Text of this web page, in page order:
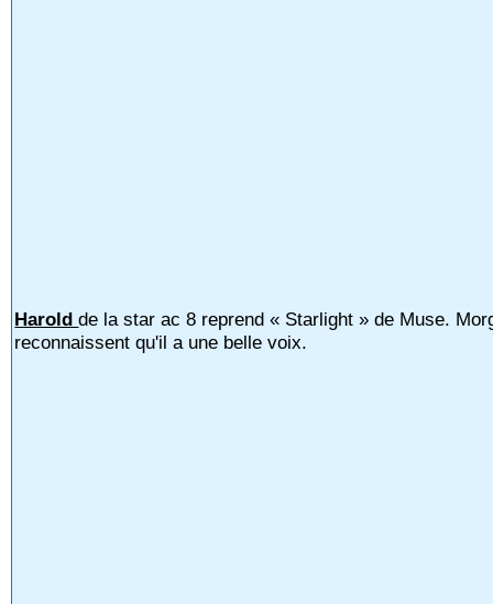
Haroldde la star ac 8 reprend « Starlight » de Muse.
reconnaissent qu'il a une belle voix.